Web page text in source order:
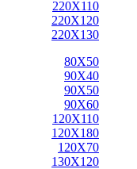
220X110
220X120
220X130
80X50
90X40
90X50
90X60
120X110
120X180
120X70
130X120